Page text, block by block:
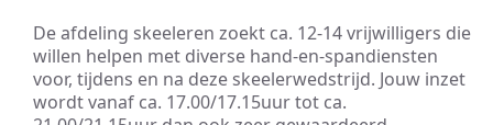
De afdeling skeeleren zoekt ca. 12-14 vrijwilligers die
willen helpen met diverse hand-en-spandiensten
voor, tijdens en na deze skeelerwedstrijd. Jouw inzet
wordt vanaf ca. 17.00/17.15uur tot ca.